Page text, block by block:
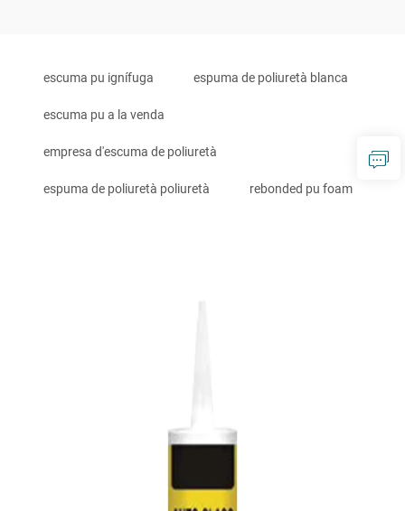
escuma pu ignífuga espuma de poliuretà blanca
escuma pu a la venda
empresa d'escuma de poliuretà
espuma de poliuretà poliuretà rebonded pu foam